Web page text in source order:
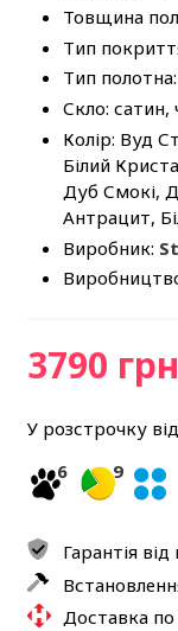
Товщина
Тип
Тип полотна:
Скло: сатин,
Колір: Вуд
Білий
Дуб Смокі,
Антрацит,
Виробник:
3790 грн
У розстрочку від
6
9
Гарантія
Доставка по